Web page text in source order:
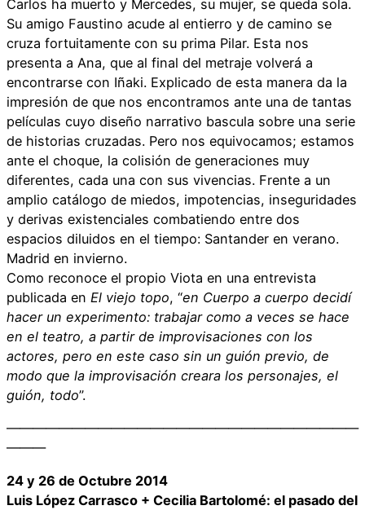
Carlos ha muerto y Mercedes, su mujer, se queda sola.
Su amigo Faustino acude al entierro y de camino se
cruza fortuitamente con su prima Pilar. Esta nos
presenta a Ana, que al final del metraje volverá a
encontrarse con Iñaki. Explicado de esta manera da la
impresión de que nos encontramos ante una de tantas
películas cuyo diseño narrativo bascula sobre una serie
de historias cruzadas. Pero nos equivocamos; estamos
ante el choque, la colisión de generaciones muy
diferentes, cada una con sus vivencias. Frente a un
amplio catálogo de miedos, impotencias, inseguridades
y derivas existenciales combatiendo entre dos
espacios diluidos en el tiempo: Santander en verano.
Madrid en invierno.
Como reconoce el propio Viota en una entrevista
publicada en El viejo topo, “en Cuerpo a cuerpo decidí
hacer un experimento: trabajar como a veces se hace
en el teatro, a partir de improvisaciones con los
actores, pero en este caso sin un guión previo, de
modo que la improvisación creara los personajes, el
guión, todo”.
———————————————————————————
———
24 y 26 de Octubre 2014
Luis López Carrasco + Cecilia Bartolomé: el pasado del